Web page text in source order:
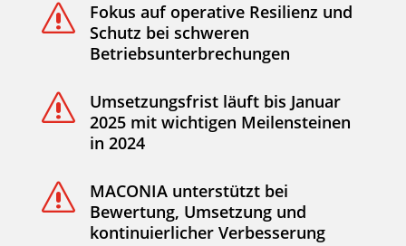
s
Fokus auf operative Resilienz und
Schutz bei schweren
Betriebsunterbrechungen
s
Umsetzungsfrist läuft bis Januar
2025 mit wichtigen Meilensteinen
in 2024
s
MACONIA unterstützt bei
Bewertung, Umsetzung und
kontinuierlicher Verbesserung